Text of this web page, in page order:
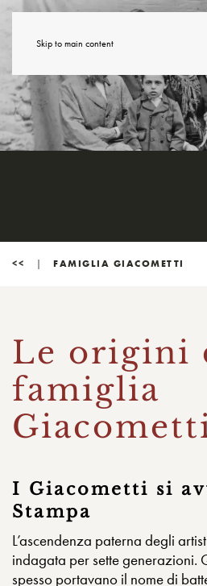
Skip to main content
<< FAMIGLIA GIACOMETTI
Le origini
famiglia
I Giacometti si
Stampa
L’ascendenza paterna degli
indagata per sette generazioni.
spesso portavano il nome di